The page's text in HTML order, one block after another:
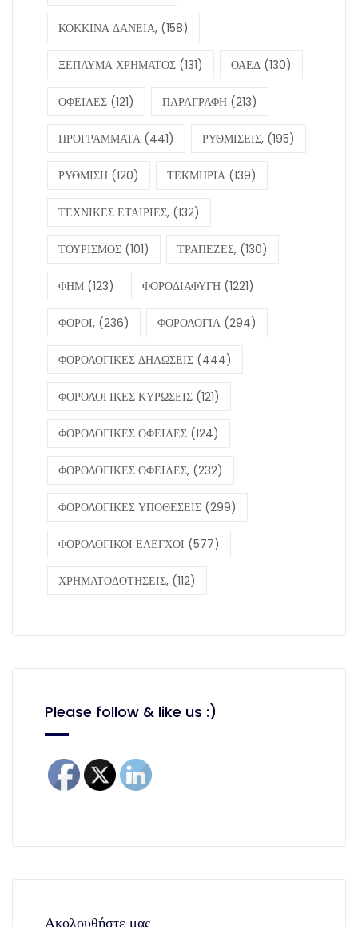
ΚΟΚΚΙΝΑ ΔΑΝΕΙΑ, (158)
ΞΕΠΛΥΜΑ ΧΡΗΜΑΤΟΣ (131) ΟΑΕΔ (130)
ΟΦΕΙΛΕΣ (121) ΠΑΡΑΓΡΑΦΗ (213)
ΠΡΟΓΡΑΜΜΑΤΑ (441) ΡΥΘΜΙΣΕΙΣ, (195)
ΡΥΘΜΙΣΗ (120) ΤΕΚΜΗΡΙΑ (139)
ΤΕΧΝΙΚΕΣ ΕΤΑΙΡΙΕΣ, (132)
ΤΟΥΡΙΣΜΟΣ (101) ΤΡΑΠΕΖΕΣ, (130)
ΦΗΜ (123) ΦΟΡΟΔΙΑΦΥΓΗ (1221)
ΦΟΡΟΙ, (236) ΦΟΡΟΛΟΓΙΑ (294)
ΦΟΡΟΛΟΓΙΚΕΣ ΔΗΛΩΣΕΙΣ (444)
ΦΟΡΟΛΟΓΙΚΕΣ ΚΥΡΩΣΕΙΣ (121)
ΦΟΡΟΛΟΓΙΚΕΣ ΟΦΕΙΛΕΣ (124)
ΦΟΡΟΛΟΓΙΚΕΣ ΟΦΕΙΛΕΣ, (232)
ΦΟΡΟΛΟΓΙΚΕΣ ΥΠΟΘΕΣΕΙΣ (299)
ΦΟΡΟΛΟΓΙΚΟΙ ΕΛΕΓΧΟΙ (577)
ΧΡΗΜΑΤΟΔΟΤΗΣΕΙΣ, (112)
Please follow & like us :)
Ακολουθήστε μας